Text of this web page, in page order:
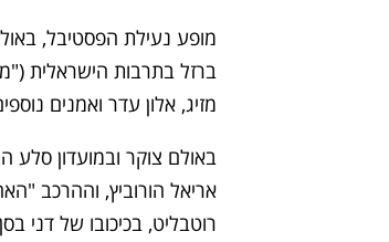
מופע נעילת הפסטיבל,
ברזל בתרבות הישראלית
מזיג, אלון עדר ואמנים
רוטבליט, בכיכובו של דני